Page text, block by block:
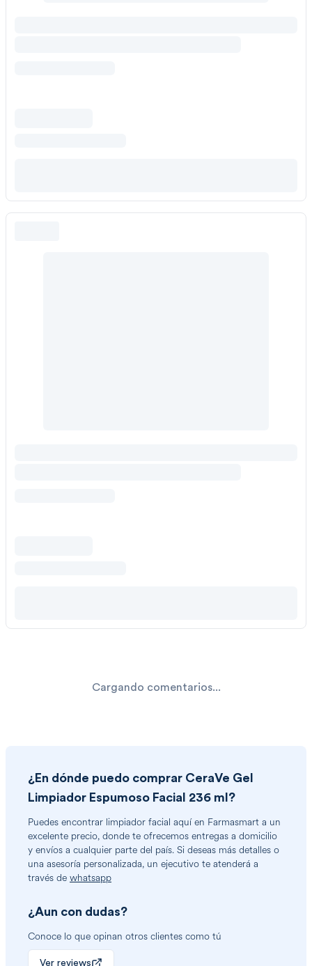
Cargando comentarios...
¿En dónde puedo comprar CeraVe Gel
Limpiador Espumoso Facial 236 ml ?
Puedes encontrar limpiador facial aquí en Farmasmart a un
excelente precio, donde te ofrecemos entregas a domicilio
y envíos a cualquier parte del país. Si deseas más detalles o
una asesoría personalizada, un ejecutivo te atenderá a
través de whatsapp
¿Aun con dudas?
Conoce lo que opinan otros clientes como tú
Ver reviews